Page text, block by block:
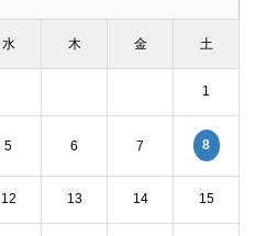
水 木 金 土
1
5 6 7 8
12 13 14 15